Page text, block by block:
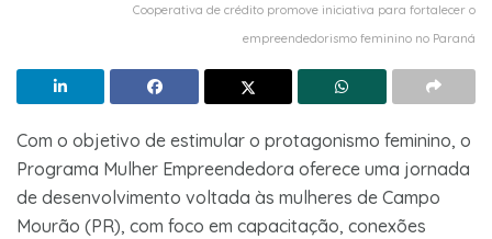
Cooperativa de crédito promove iniciativa para fortalecer o
empreendedorismo feminino no Paraná
Com o objetivo de estimular o protagonismo feminino, o
Programa Mulher Empreendedora oferece uma jornada
de desenvolvimento voltada às mulheres de Campo
Mourão (PR), com foco em capacitação, conexões